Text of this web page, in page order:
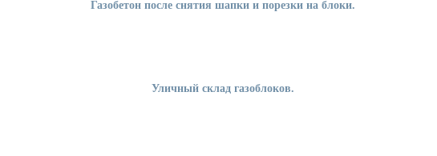
Газобетон после снятия шапки и порезки на блоки.
Уличный склад газоблоков.